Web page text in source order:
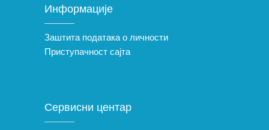
Информације
Заштита података о личности
Приступачност сајта
Сервисни центар